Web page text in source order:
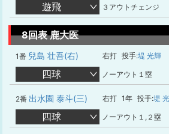
遊飛 ３アウトチェンジ
8回表 鹿大医
1番 兒島 壮吾(右) 右打 投手:堤 光輝
四球 ノーアウト１塁
2番 出水園 泰斗(三) 右打 1年 投手:堤
四球 ノーアウト１,２塁